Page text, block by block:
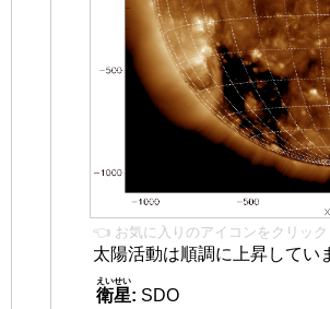
👈 お気に入りのアイコンをクリック
太陽活動は順調に上昇してい
衛星
えいせい
: SDO